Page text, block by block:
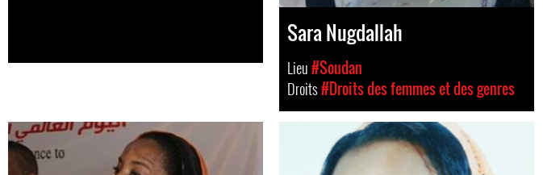
Sara Nugdallah
Lieu#Soudan
Droits#Droits des femmes et des genres